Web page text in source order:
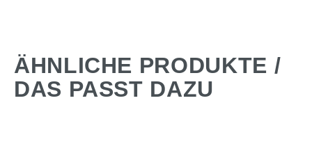
ÄHNLICHE PRODUKTE /
DAS PASST DAZU